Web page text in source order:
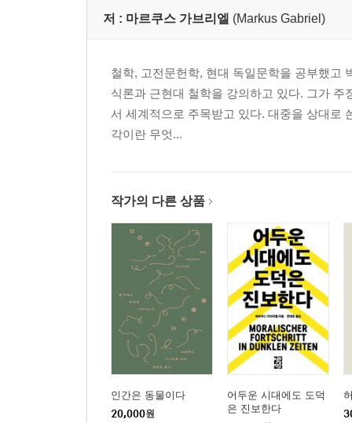
저 : 마르쿠스 가브리엘 (Markus Gabriel)
철학, 고전문헌학, 현대 독일문학을 공부했고
식론과 근현대 철학을 강의하고 있다. 그가 주
서 세계적으로 주목받고 있다. 대중을 상대로
각이란 무엇...
작가의 다른 상품
인간은 동물이다
20,000원
어두운 시대에도 도덕
은 진보한다